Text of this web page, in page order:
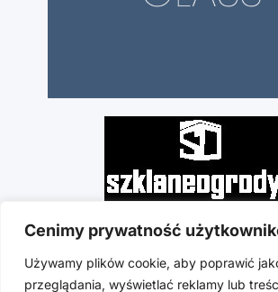
Cenimy prywatność
Używamy plików cookie, aby poprawić
przeglądania, wyświetlać reklamy lub